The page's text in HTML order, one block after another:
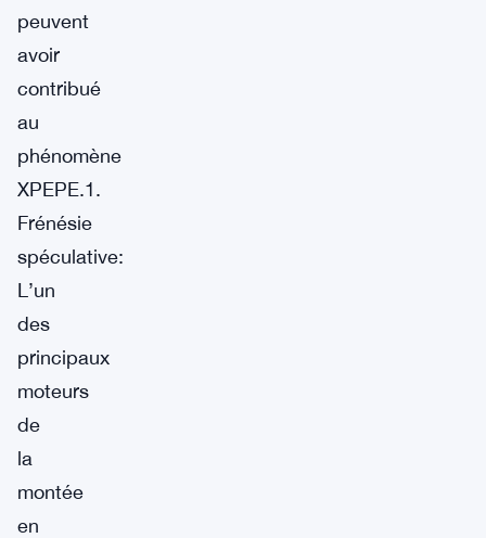
peuvent
avoir
contribué
au
phénomène
XPEPE.1.
Frénésie
spéculative:
L’un
des
principaux
moteurs
de
la
montée
en